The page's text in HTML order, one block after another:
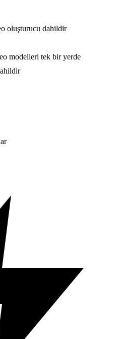
oluşturucu dahildir
modelleri tek bir yerde